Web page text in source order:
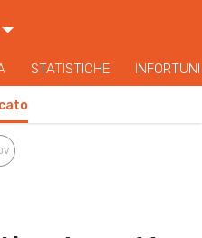
STATISTICHE INFORTUNI